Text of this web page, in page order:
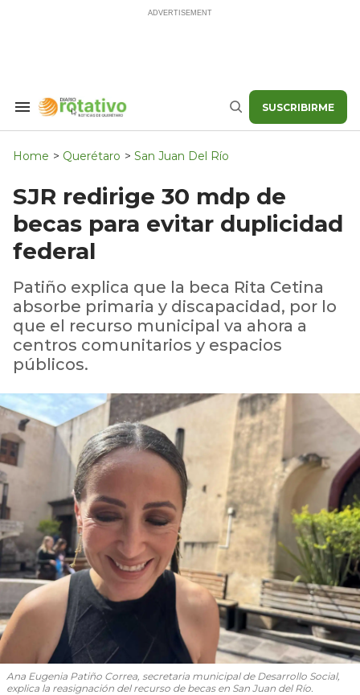
Search
Navigation
Buscar SUSCRIBIRME
Home > Querétaro > San Juan Del Río
SJR redirige 30 mdp de
becas para evitar duplicidad
federal
Patiño explica que la beca Rita Cetina
absorbe primaria y discapacidad, por lo
que el recurso municipal va ahora a
centros comunitarios y espacios
públicos.
Ana Eugenia Patiño Correa, secretaria municipal de Desarrollo Social,
explica la reasignación del recurso de becas en San Juan del Río.